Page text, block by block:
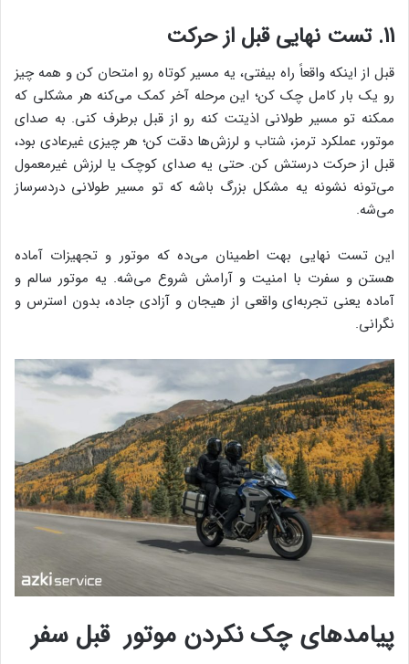
11. تست نهایی قبل از حرکت
قبل از اینکه واقعاً راه بیفتی، یه مسیر کوتاه رو امتحان کن و همه چیز
رو یک بار کامل چک کن؛ این مرحله آخر کمک می‌کنه هر مشکلی که
ممکنه تو مسیر طولانی اذیتت کنه رو از قبل برطرف کنی. به صدای
موتور، عملکرد ترمز، شتاب و لرزش‌ها دقت کن؛ هر چیزی غیرعادی بود،
قبل از حرکت درستش کن. حتی یه صدای کوچک یا لرزش غیرمعمول
می‌تونه نشونه یه مشکل بزرگ باشه که تو مسیر طولانی دردسرساز
می‌شه.
این تست نهایی بهت اطمینان می‌ده که موتور و تجهیزات آماده
هستن و سفرت با امنیت و آرامش شروع می‌شه. یه موتور سالم و
آماده یعنی تجربه‌ای واقعی از هیجان و آزادی جاده، بدون استرس و
نگرانی.
پیامدهای چک نکردن موتور قبل سفر